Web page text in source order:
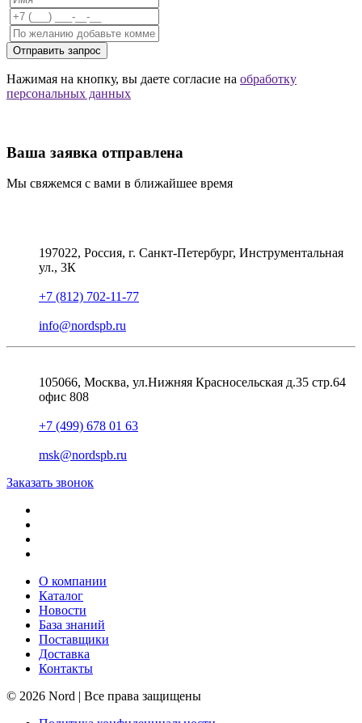
Отправить запрос
Нажимая на кнопку, вы даете согласие на обработку
персональных данных
Ваша заявка отправлена
Мы свяжемся с вами в ближайшее время
197022, Россия, г. Санкт-Петербург, Инструментальная
ул., 3К
+7 (812) 702-11-77
info@nordspb.ru
105066, Москва, ул.Нижняя Красносельская д.35 стр.64
офис 808
+7 (499) 678 01 63
msk@nordspb.ru
Заказать звонок
О компании
Каталог
Новости
База знаний
Поставщики
Доставка
Контакты
© 2026 Nord | Все права защищены